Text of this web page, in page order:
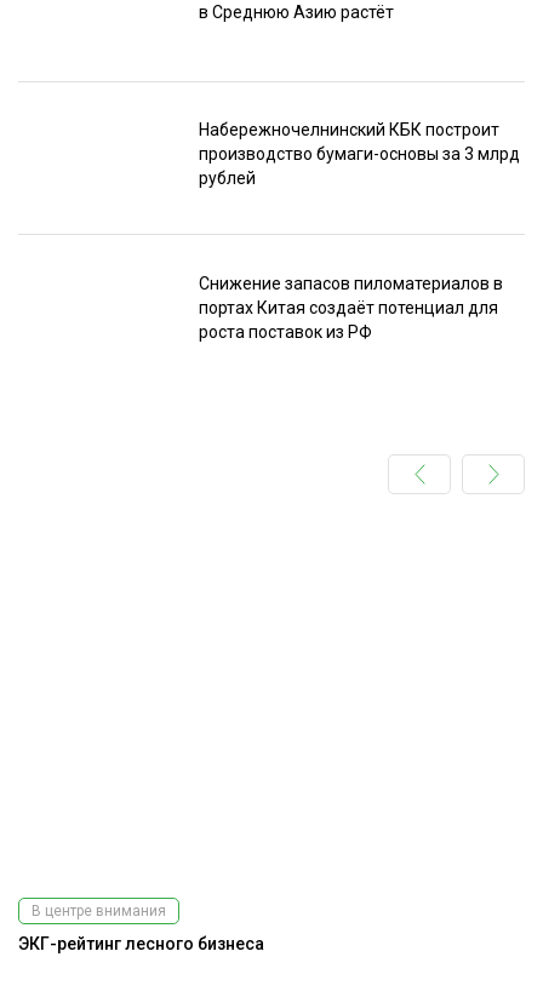
в Среднюю Азию растёт
Набережночелнинский КБК построит
производство бумаги-основы за 3 млрд
рублей
Снижение запасов пиломатериалов в
портах Китая создаёт потенциал для
роста поставок из РФ
В центре внимания
ЭКГ-рейтинг лесного бизнеса